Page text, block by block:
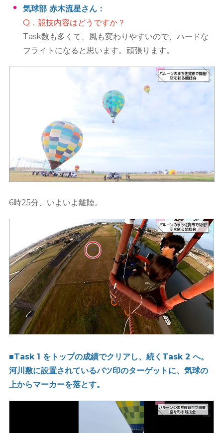
気球部 赤木流星さん：
Q．競技内容はどうですか？
Task数も多くて、風も変わりやすいので、ハードな
フライトになると思います。頑張ります。
6時25分、いよいよ離陸。
■Task 1 をトップの成績でクリアし、続くTask 2 へ。
河川敷に設置されているバツ印のターゲットに、気球の
上からマーカーを落とす。